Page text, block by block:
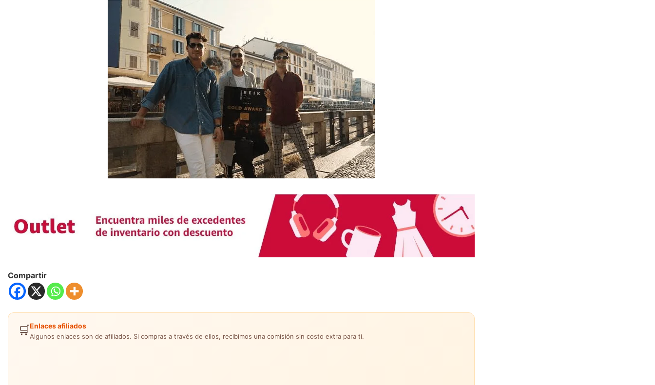
Compartir
🛒Enlaces afiliados
Algunos enlaces son de afiliados. Si compras a través de ellos, recibimos una comisión sin costo extra para ti.